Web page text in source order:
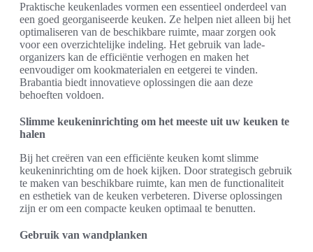
Praktische keukenlades vormen een essentieel onderdeel van
een goed georganiseerde keuken. Ze helpen niet alleen bij het
optimaliseren van de beschikbare ruimte, maar zorgen ook
voor een overzichtelijke indeling. Het gebruik van lade-
organizers kan de efficiëntie verhogen en maken het
eenvoudiger om kookmaterialen en eetgerei te vinden.
Brabantia biedt innovatieve oplossingen die aan deze
behoeften voldoen.
Slimme keukeninrichting om het meeste uit uw keuken te
halen
Bij het creëren van een efficiënte keuken komt slimme
keukeninrichting om de hoek kijken. Door strategisch gebruik
te maken van beschikbare ruimte, kan men de functionaliteit
en esthetiek van de keuken verbeteren. Diverse oplossingen
zijn er om een compacte keuken optimaal te benutten.
Gebruik van wandplanken